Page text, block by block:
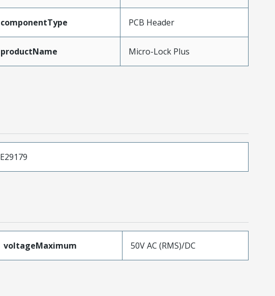
componentType PCB Header
productName Micro-Lock Plus
E29179
voltageMaximum 50V AC (RMS)/DC